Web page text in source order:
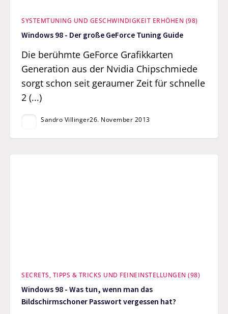
SYSTEMTUNING UND GESCHWINDIGKEIT ERHÖHEN (98)
Windows 98 - Der große GeForce Tuning Guide
Die berühmte GeForce Grafikkarten
Generation aus der Nvidia Chipschmiede
sorgt schon seit geraumer Zeit für schnelle
2 (...)
Sandro Villinger26. November 2013
SECRETS, TIPPS & TRICKS UND FEINEINSTELLUNGEN (98)
Windows 98 - Was tun, wenn man das
Bildschirmschoner Passwort vergessen hat?